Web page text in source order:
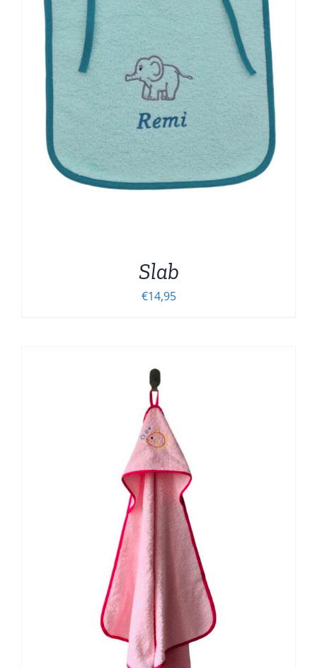
Slab
€14,95